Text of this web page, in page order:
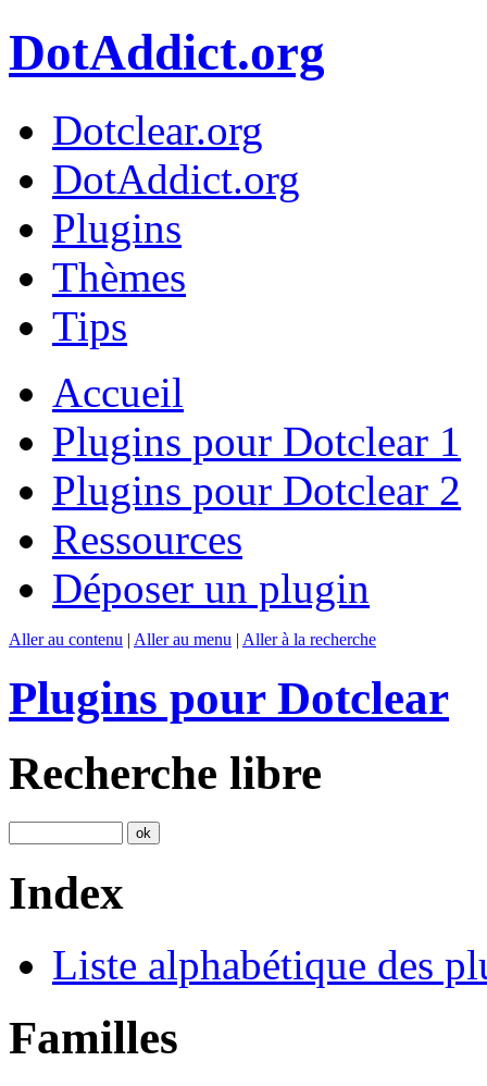
DotAddict.org
Dotclear.org
DotAddict.org
Plugins
Thèmes
Tips
Accueil
Plugins pour Dotclear 1
Plugins pour Dotclear 2
Ressources
Déposer un plugin
Aller au contenu | Aller au menu | Aller à la recherche
Plugins pour Dotclear
Recherche libre
Index
Liste alphabétique des
Familles